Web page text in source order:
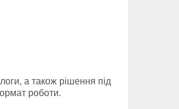
а також рішення під
роботи.